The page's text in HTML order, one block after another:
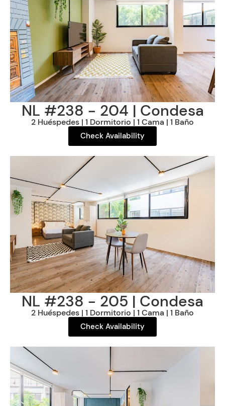
NL #238 - 204 | Condesa
2 Huéspedes | 1 Dormitorio | 1 Cama | 1 Baño
Check Availability
NL #238 - 205 | Condesa
2 Huéspedes | 1 Dormitorio | 1 Cama | 1 Baño
Check Availability